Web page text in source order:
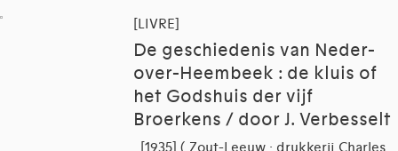
[LIVRE]
De geschiedenis van Neder-
over-Heembeek : de kluis of
het Godshuis der vijf
Broerkens / door J. Verbesselt
, [1935] ( Zout-Leeuw : drukkerij Charles